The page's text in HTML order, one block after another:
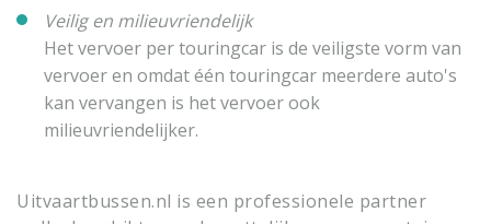
Veilig en milieuvriendelijk
Het vervoer per touringcar is de veiligste vorm van
vervoer en omdat één touringcar meerdere auto's
kan vervangen is het vervoer ook
milieuvriendelijker.
Uitvaartbussen.nl is een professionele partner